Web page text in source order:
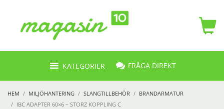
KATEGORIER FRÅGA DIREKT
HEM MILJÖHANTERING SLANGTILLBEHÖR
BRANDARMATUR
IBC ADAPTER 60×6 – STORZ KOPPLING C